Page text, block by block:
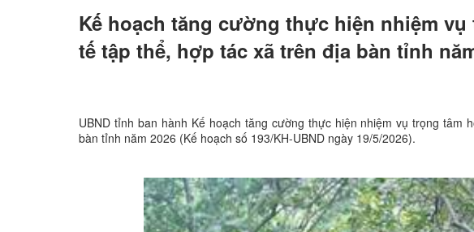
Kế hoạch tăng cường thực hiện nhiệm
tế tập thể, hợp tác xã trên địa bàn tỉnh
UBND tỉnh ban hành Kế hoạch tăng cường thực hiện nhiệm vụ trọng
bàn tỉnh năm 2026 (Kế hoạch số 193/KH-UBND ngày 19/5/2026).